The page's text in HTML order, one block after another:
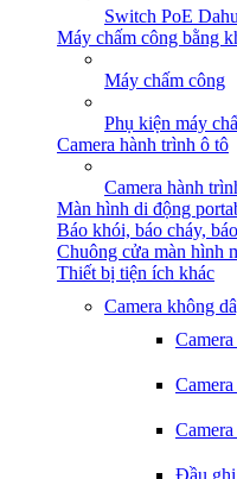
Switch PoE
Máy chấm công bằng
Máy chấm công
Phụ kiện máy
Camera hành trình ô tô
Camera hành
Màn hình di động
Báo khói, báo cháy,
Chuông cửa màn hình
Thiết bị tiện ích khác
Camera không
Đầu